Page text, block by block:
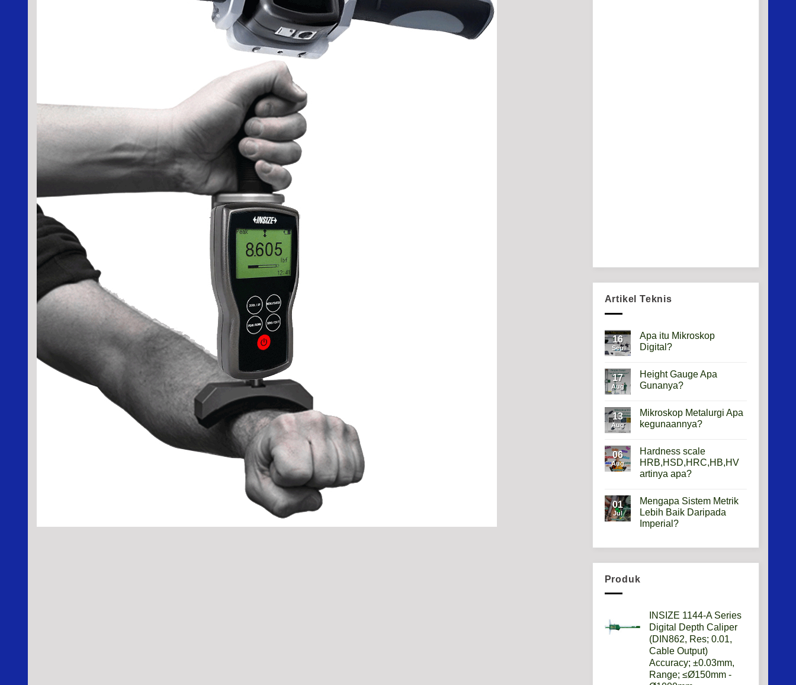
Artikel Teknis
16
Sep
Apa itu Mikroskop
Digital?
on
Apa
itu
17
Aug
Height Gauge Apa
Gunanya?
on
Height
Gauge
13
Aug
Mikroskop Metalurgi Apa
kegunaannya?
on
Mikroskop
Metalurgi
Apa
06
Aug
Hardness scale
HRB,HSD,HRC,HB,HV
artinya apa?
on
Hardness
scale
HRB,HSD,HRC,HB,HV
01
Jul
Mengapa Sistem Metrik
Lebih Baik Daripada
Imperial?
Lebih
Produk
INSIZE 1144-A Series
Digital Depth Caliper
(DIN862, Res; 0.01,
Cable Output)
Accuracy; ±0.03mm,
Range; ≤Ø150mm -